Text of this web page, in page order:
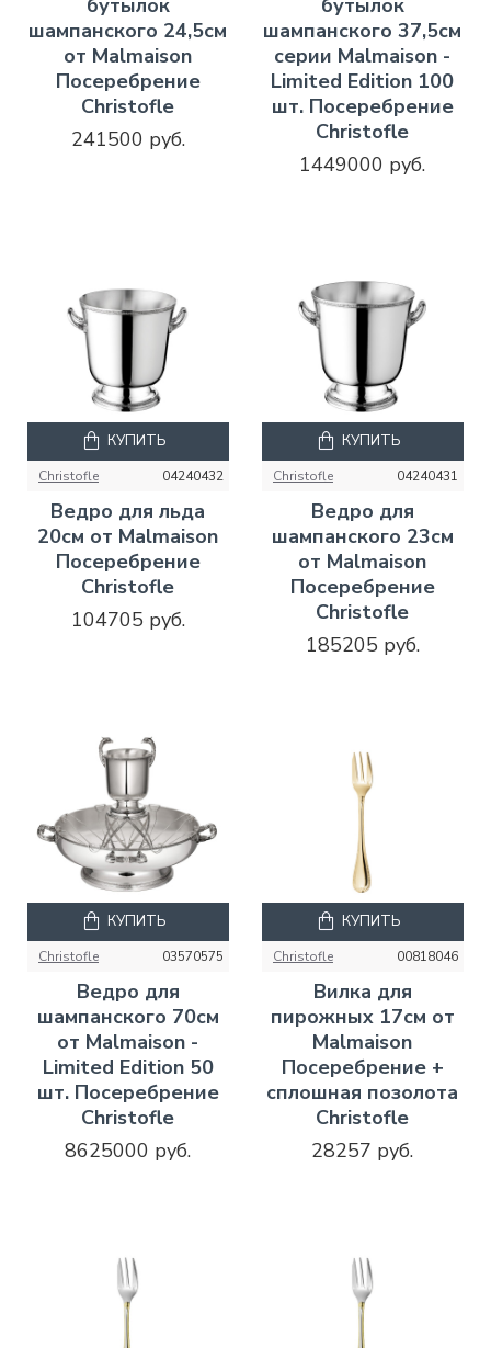
бутылок
шампанского 24,5см
от Malmaison
Посеребрение
Christofle
241500 руб.
бутылок
шампанского 37,5см
серии Malmaison -
Limited Edition 100
шт. Посеребрение
Christofle
1449000 руб.
Christofle 04240432
Ведро для льда
20см от Malmaison
Посеребрение
Christofle
104705 руб.
КУПИТЬ
Christofle 04240431
Ведро для
шампанского 23см
от Malmaison
Посеребрение
Christofle
185205 руб.
КУПИТЬ
Christofle 03570575
Ведро для
шампанского 70см
от Malmaison -
Limited Edition 50
шт. Посеребрение
Christofle
8625000 руб.
КУПИТЬ
Christofle 00818046
Вилка для
пирожных 17см от
Malmaison
Посеребрение +
сплошная позолота
Christofle
28257 руб.
КУПИТЬ